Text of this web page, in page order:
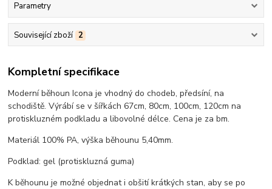
Parametry
Související zboží 2
Kompletní specifikace
Moderní běhoun Icona je vhodný do chodeb, předsíní, na
schodiště. Výrábí se v šířkách 67cm, 80cm, 100cm, 120cm na
protiskluzném podkladu a libovolné délce. Cena je za bm.
Materiál 100% PA, výška běhounu 5,40mm.
Podklad: gel (protiskluzná guma)
K běhounu je možné objednat i obšití krátkých stan, aby se po